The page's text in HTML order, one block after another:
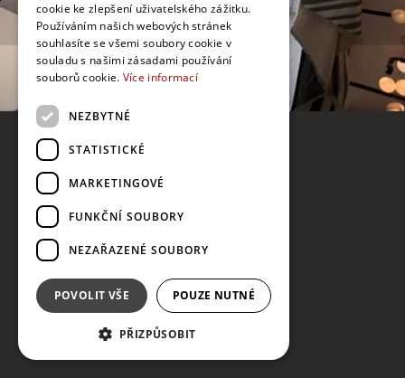
cookie ke zlepšení uživatelského zážitku.
Používáním našich webových stránek
souhlasíte se všemi soubory cookie v
souladu s našimi zásadami používání
souborů cookie. Více informací
NEZBYTNÉ
STATISTICKÉ
MARKETINGOVÉ
FUNKČNÍ SOUBORY
NEZAŘAZENÉ SOUBORY
POVOLIT VŠE POUZE NUTNÉ
PŘIZPŮSOBIT